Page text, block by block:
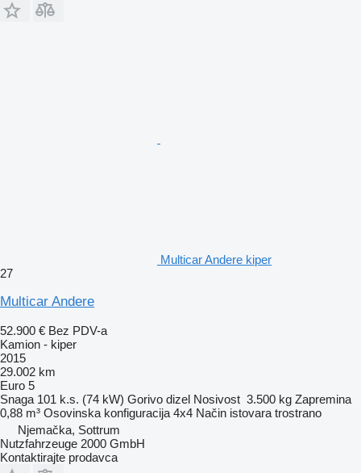
Multicar Andere kiper
27
Multicar Andere
52.900 € Bez PDV-a
Kamion - kiper
2015
29.002 km
Euro 5
Snaga 101 k.s. (74 kW) Gorivo dizel Nosivost 3.500 kg Zapremina
0,88 m³ Osovinska konfiguracija 4x4 Način istovara trostrano
Njemačka, Sottrum
Nutzfahrzeuge 2000 GmbH
Kontaktirajte prodavca